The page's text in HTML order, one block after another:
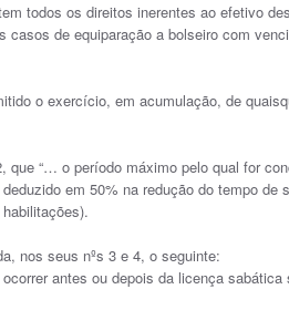
todos os direitos inerentes ao efetivo
de equiparação a bolseiro com
o exercício, em acumulação, de
que “… o período máximo pelo qual for
em 50% na redução do tempo de
nos seus nºs 3 e 4, o seguinte:
antes ou depois da licença sabática